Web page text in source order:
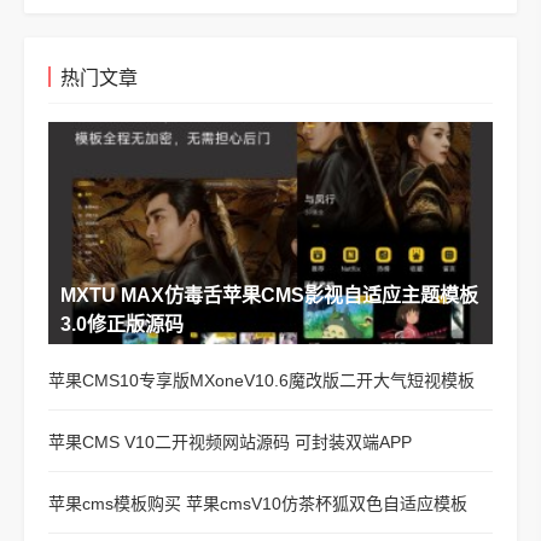
热门文章
MXTU MAX仿毒舌苹果CMS影视自适应主题模板
3.0修正版源码
苹果CMS10专享版MXoneV10.6魔改版二开大气短视模板
苹果CMS V10二开视频网站源码 可封装双端APP
苹果cms模板购买 苹果cmsV10仿茶杯狐双色自适应模板